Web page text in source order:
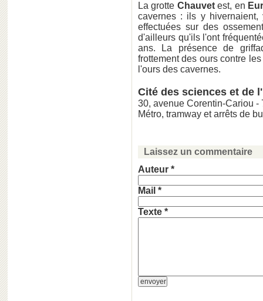
La grotte Chauvetest, en
cavernes : ils y hivernaient,
effectuées sur des
d'ailleurs qu'ils l'ont
ans. La présence de
frottement des ours contre
l'ours des cavernes.
Cité des sciences et de
30, avenue Corentin-Cariou -
Métro, tramway et arrêts de
Laissez un commentaire
Auteur *
Mail *
Texte *